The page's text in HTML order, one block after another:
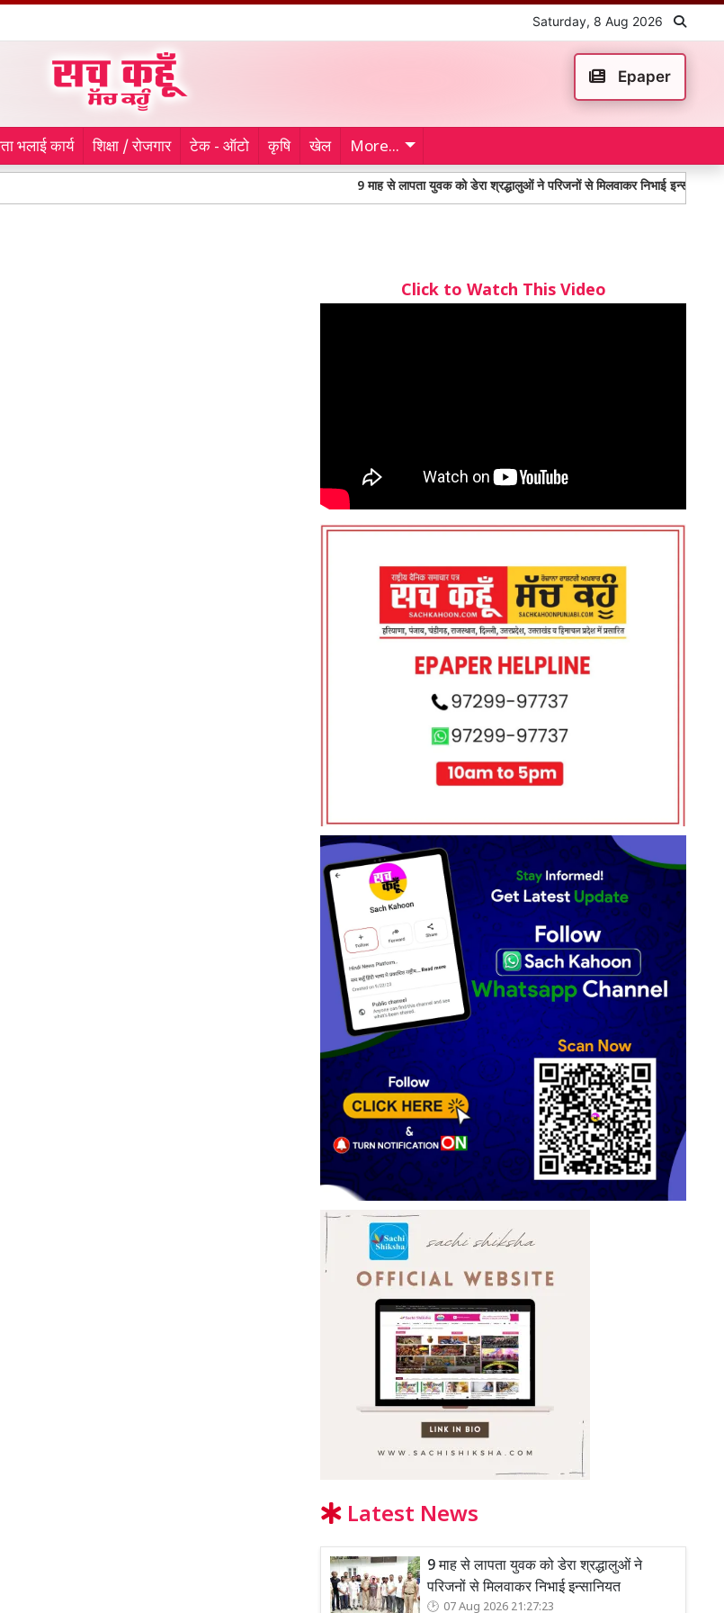
Saturday, 8 Aug 2026
Epaper
भलाई कार्य शिक्षा / रोजगार टेक - ऑटो कृषि खेल More...
9 माह से लापता युवक को डेरा श्रद्धालुओं ने परिजनों से मिलवाकर निभाई इन्सानियत
Click to Watch This Video
Latest News
9 माह से लापता युवक को डेरा श्रद्धालुओं ने
परिजनों से मिलवाकर निभाई इन्सानियत
07 Aug 2026 21:27:23